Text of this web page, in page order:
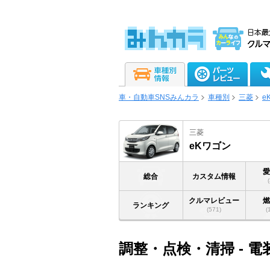
車・自動車SNSみんカラ 車種別 三菱
三菱
eKワゴン
総合 カスタム情報
ランキング
クルマレビュー
(571)
調整・点検・清掃 - 電